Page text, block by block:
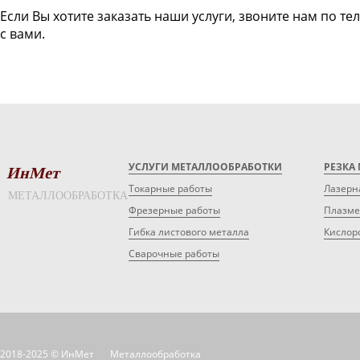
Если Вы хотите заказать наши услуги, звоните нам по
с вами.
ИнМет
МЕТАЛЛООБРАБОТКА
УСЛУГИ МЕТАЛЛООБРАБОТКИ
Токарные работы
Фрезерные работы
Гибка листового металла
Сварочные работы
РЕЗКА
2018-2025 © ИнМет
Металлообработка